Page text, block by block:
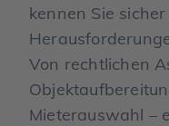
kennen Sie
Von rechtlichen
Mieterauswahl –